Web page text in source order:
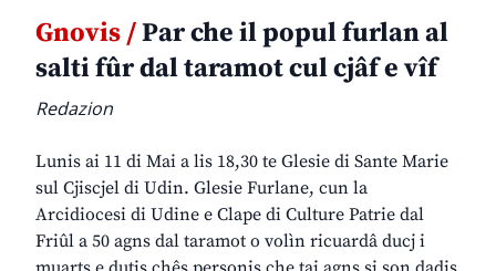
Gnovis /Par che il popul furlan al
salti fûr dal taramot cul cjâf e vîf
Redazion
Lunis ai 11 di Mai a lis 18,30 te Glesie di Sante Marie
sul Cjiscjel di Udin. Glesie Furlane, cun la
Arcidiocesi di Udine e Clape di Culture Patrie dal
Friûl a 50 agns dal taramot o volìn ricuardâ ducj i